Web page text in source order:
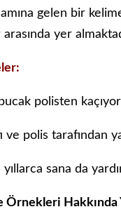
gelen bir
yer
polisten
ve polis tarafından
sana da
Hakkında